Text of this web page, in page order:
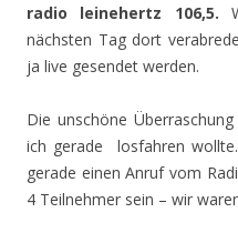
radio leinehertz 106,5.
nächsten Tag dort
ja live gesendet werden.
Die unschöne
ich gerade losfahren
gerade einen Anruf vom
4 Teilnehmer sein – wir